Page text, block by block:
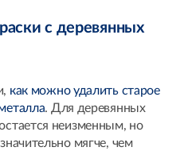
с деревянных
как можно удалить старое
. Для деревянных
неизменным, но
мягче, чем